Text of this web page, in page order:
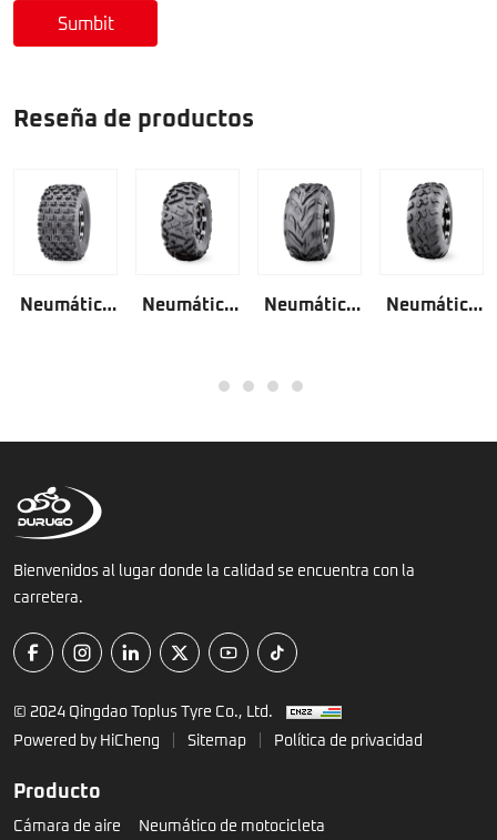
Sumbit
Reseña de productos
Neumático
Neumático
Neumático
HD361
Neumático
2 3 4 5
Bienvenidos al lugar donde la calidad se encuentra con la
carretera.
© 2024 Qingdao Toplus Tyre Co., Ltd.
Powered by HiCheng
Sitemap Política de privacidad
Producto
Cámara de aire
Neumático de motocicleta